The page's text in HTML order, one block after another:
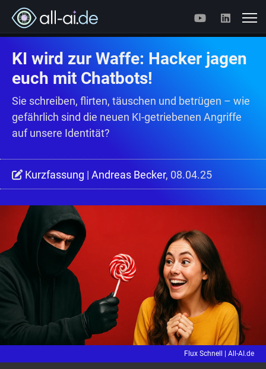
KI wird zur Waffe: Hacker jagen
euch mit Chatbots!
Sie schreiben, flirten, täuschen und betrügen – wie
gefährlich sind die neuen KI-getriebenen Angriffe
auf unsere Identität?
Kurzfassung | Andreas Becker, 08.04.25
Flux Schnell | All-AI.de